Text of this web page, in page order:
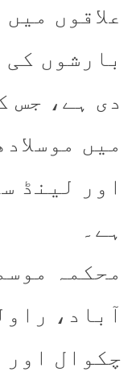
علاقوں
بارشوں
دی ہے، جس
میں
اور لینڈ
ہے۔
محکمہ
آباد،
چکوال اور